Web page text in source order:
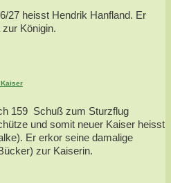
27 heisst Hendrik Hanfland. Er
Königin.
159 Schuß zum Sturzflug
und somit neuer Kaiser heisst
Er erkor seine damalige
zur Kaiserin.